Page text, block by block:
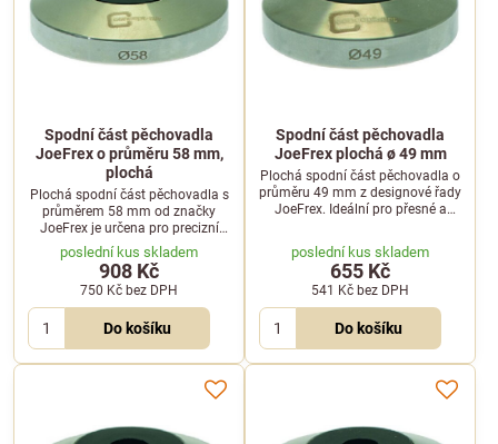
Spodní část pěchovadla
JoeFrex o průměru 58 mm,
plochá
Plochá spodní část pěchovadla s
průměrem 58 mm od značky
JoeFrex je určena pro precizní
stlačení mleté kávy. Zajistí
rovnoměrný tlak v portafiltru.
poslední kus skladem
908 Kč
750 Kč bez DPH
Do košíku
Spodní část pěchovadla
JoeFrex plochá ø 49 mm
Plochá spodní část pěchovadla o
průměru 49 mm z designové řady
JoeFrex. Ideální pro přesné a
poslední kus skladem
655 Kč
541 Kč bez DPH
Do košíku